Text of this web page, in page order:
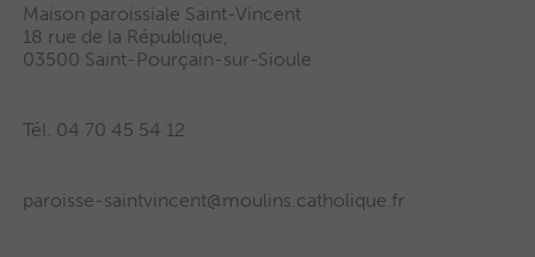
Maison paroissiale Saint-Vincent
18 rue de la République,
03500 Saint-Pourçain-sur-Sioule
Tél. 04 70 45 54 12
paroisse-saintvincent@moulins.catholique.fr